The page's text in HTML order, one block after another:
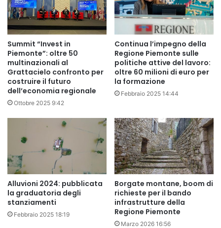
Summit “Invest in
Piemonte”: oltre 50
multinazionali al
Grattacielo confronto per
costruire il futuro
dell’economia regionale
Ottobre 2025 9:42
Continua l’impegno della
Regione Piemonte sulle
politiche attive del lavoro:
oltre 60 milioni di euro per
la formazione
Febbraio 2025 14:44
Alluvioni 2024: pubblicata
la graduatoria degli
stanziamenti
Febbraio 2025 18:19
Borgate montane, boom di
richieste per il bando
infrastrutture della
Regione Piemonte
Marzo 2026 16:56